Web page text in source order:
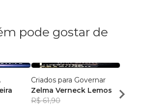
pode gostar de
Criados para Governar
Zelma Verneck Lemos
R$ 61,90
R$